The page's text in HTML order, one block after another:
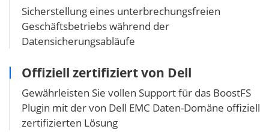
Sicherstellung eines unterbrechungsfreien
Geschäftsbetriebs während der
Datensicherungsabläufe
Offiziell zertifiziert von Dell
Gewährleisten Sie vollen Support für das BoostFS
Plugin mit der von Dell EMC Daten-Domäne offiziell
zertifizierten Lösung